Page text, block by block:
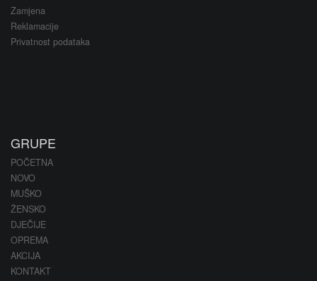
Zamjena
Reklamacije
Privatnost podataka
GRUPE
POČETNA
NOVO
MUŠKO
ŽENSKO
DJEČIJE
OPREMA
AKCIJA
KONTAKT